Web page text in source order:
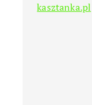
kasztanka.pl